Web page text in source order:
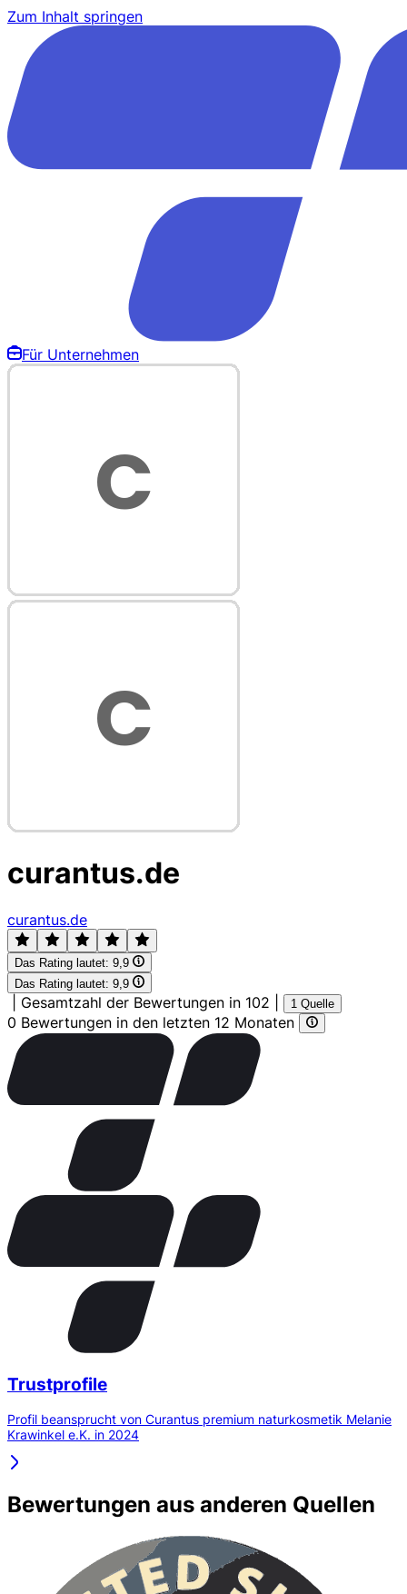
Zum Inhalt springen
Für Unternehmen
curantus.de
curantus.de
Das Rating lautet: 9,9
Das Rating lautet: 9,9
Gesamtzahl der Bewertungen in 102 1 Quelle
0 Bewertungen in den letzten 12 Monaten
Trustprofile
Profil beansprucht von Curantus premium naturkosmetik Melanie
Krawinkel e.K. in 2024
Bewertungen aus anderen Quellen